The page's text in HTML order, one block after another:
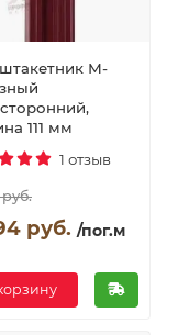
М-
111 мм
1 отзыв
руб. /пог.м